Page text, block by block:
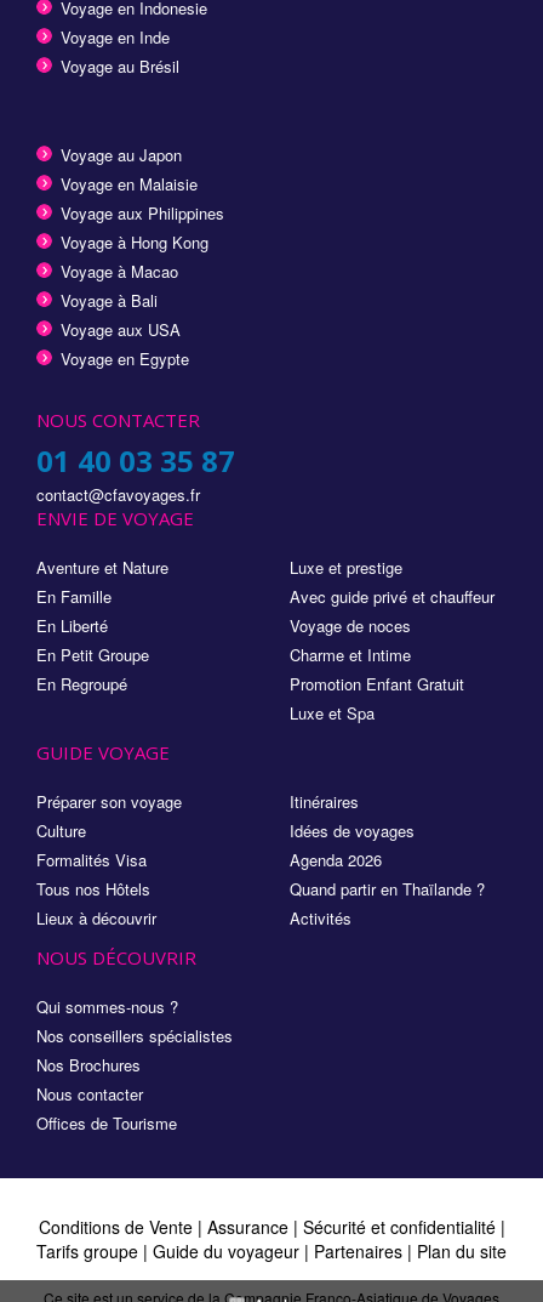
Voyage en Indonesie
Voyage en Inde
Voyage au Brésil
Voyage au Japon
Voyage en Malaisie
Voyage aux Philippines
Voyage à Hong Kong
Voyage à Macao
Voyage à Bali
Voyage aux USA
Voyage en Egypte
NOUS CONTACTER
01 40 03 35 87
contact@cfavoyages.fr
ENVIE DE VOYAGE
Aventure et Nature
En Famille
En Liberté
En Petit Groupe
En Regroupé
Luxe et prestige
Avec guide privé et chauffeur
Voyage de noces
Charme et Intime
Promotion Enfant Gratuit
Luxe et Spa
GUIDE VOYAGE
Préparer son voyage
Culture
Formalités Visa
Tous nos Hôtels
Lieux à découvrir
Itinéraires
Idées de voyages
Agenda 2026
Quand partir en Thaïlande ?
Activités
NOUS DÉCOUVRIR
Qui sommes-nous ?
Nos conseillers spécialistes
Nos Brochures
Nous contacter
Offices de Tourisme
Conditions de Vente| Assurance | Sécurité et confidentialité|
Tarifs groupe | Guide du voyageur | Partenaires | Plan du site